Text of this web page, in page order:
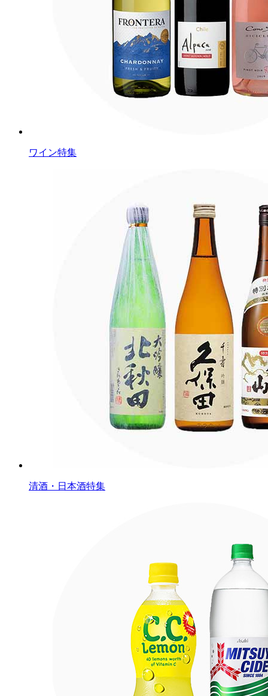
ワイン特集
清酒・日本酒特集